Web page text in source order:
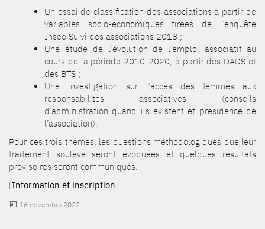
Un essai de classification des associations à partir de
variables socio-économiques tirées de l’enquête
Insee Suivi des associations 2018 ;
Une étude de l’évolution de l’emploi associatif au
cours de la période 2010-2020, à partir des DADS et
des BTS ;
Une investigation sur l’accès des femmes aux
responsabilités associatives (conseils
d’administration quand ils existent et présidence de
l’association).
Pour ces trois thèmes, les questions méthodologiques que leur
traitement soulève seront évoquées et quelques résultats
provisoires seront communiqués.
[Information et inscription]
Publié
16 novembre 2022